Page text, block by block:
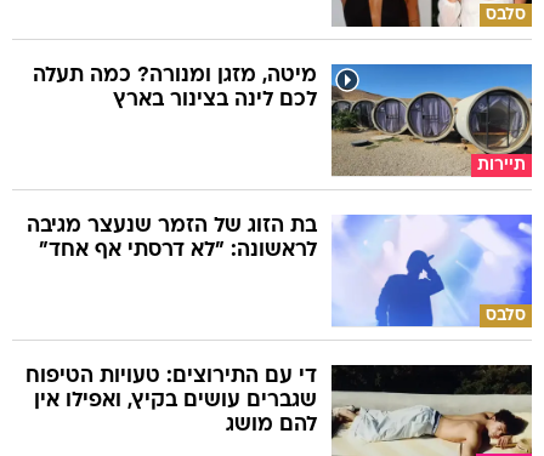
סלבס
תיירות
מיטה, מזגן ומנורה? כמה תעלה
לכם לינה בצינור בארץ
סלבס
בת הזוג של הזמר שנעצר מגיבה
לראשונה: "לא דרסתי אף אחד"
די עם התירוצים: טעויות הטיפוח
שגברים עושים בקיץ, ואפילו אין
להם מושג